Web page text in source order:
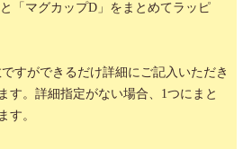
「マグカップD」をまとめてラッピ
すができるだけ詳細にご記入いただき
す。詳細指定がない場合、1つにまと
す。